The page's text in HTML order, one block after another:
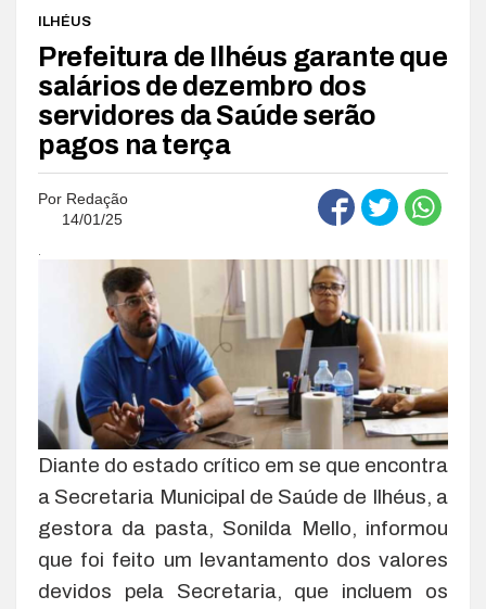
ILHÉUS
Prefeitura de Ilhéus garante que
salários de dezembro dos
servidores da Saúde serão
pagos na terça
Por Redação
14/01/25
Diante do estado crítico em se que encontra
a Secretaria Municipal de Saúde de Ilhéus, a
gestora da pasta, Sonilda Mello, informou
que foi feito um levantamento dos valores
devidos pela Secretaria, que incluem os